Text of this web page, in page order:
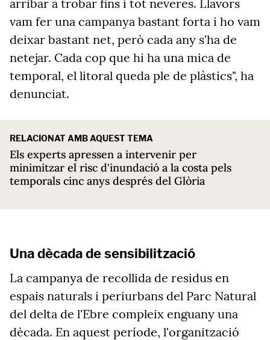
arribar a trobar fins i tot neveres. Llavors
vam fer una campanya bastant forta i ho vam
deixar bastant net, però cada any s'ha de
netejar. Cada cop que hi ha una mica de
temporal, el litoral queda ple de plàstics", ha
denunciat.
RELACIONAT AMB AQUEST TEMA
Els experts apressen a intervenir per
minimitzar el risc d'inundació a la costa pels
temporals cinc anys després del Glòria
Una dècada de sensibilització
La campanya de recollida de residus en
espais naturals i periurbans del Parc Natural
del delta de l'Ebre compleix enguany una
dècada. En aquest període, l'organització